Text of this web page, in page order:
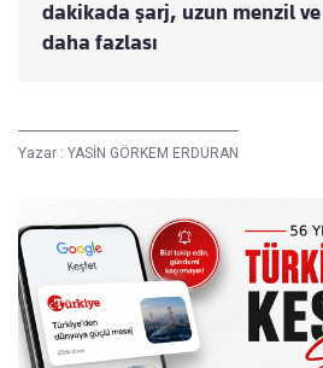
dakikada şarj, uzun menzil ve
daha fazlası
Yazar : YASİN GÖRKEM ERDURAN